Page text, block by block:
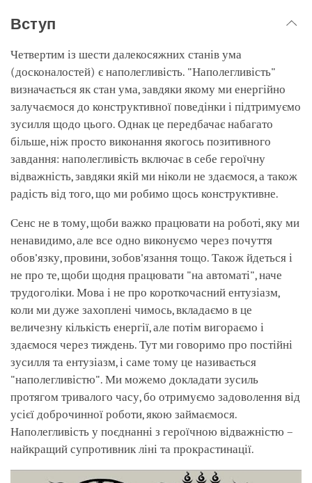
Вступ
Четвертим із шести далекосяжних станів ума
(досконалостей) є наполегливість. "Наполегливість"
визначається як стан ума, завдяки якому ми енергійно
залучаємося до конструктивної поведінки і підтримуємо
зусилля щодо цього. Однак це передбачає набагато
більше, ніж просто виконання якогось позитивного
завдання: наполегливість включає в себе героїчну
відважність, завдяки якій ми ніколи не здаємося, а також
радість від того, що ми робимо щось конструктивне.
Сенс не в тому, щоби важко працювати на роботі, яку ми
ненавидимо, але все одно виконуємо через почуття
обов'язку, провини, зобов'язання тощо. Також йдеться і
не про те, щоби щодня працювати "на автоматі", наче
трудоголіки. Мова і не про короткочасний ентузіазм,
коли ми дуже захоплені чимось, вкладаємо в це
величезну кількість енергії, але потім вигораємо і
здаємося через тиждень. Тут ми говоримо про постійні
зусилля та ентузіазм, і саме тому це називається
"наполегливістю". Ми можемо докладати зусиль
протягом тривалого часу, бо отримуємо задоволення від
усієї доброчинної роботи, якою займаємося.
Наполегливість у поєднанні з героїчною відважністю –
найкращий супротивник ліні та прокрастинації.